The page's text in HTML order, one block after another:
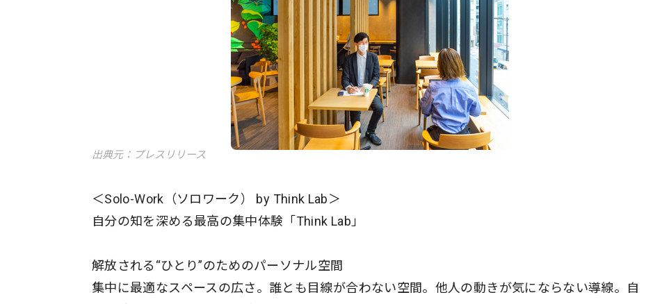
出典元：プレスリリース
＜Solo-Work（ソロワーク） by Think Lab＞
自分の知を深める最高の集中体験「Think Lab」
解放される“ひとり”のためのパーソナル空間
集中に最適なスペースの広さ。誰とも目線が合わない空間。他人の動きが気にならない導線。自